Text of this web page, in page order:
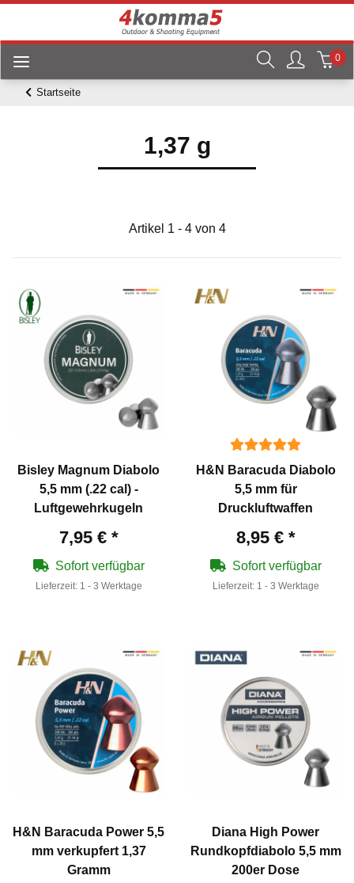
0
Startseite
1,37 g
Artikel 1 - 4 von 4
Bisley Magnum Diabolo
5,5 mm (.22 cal) -
Luftgewehrkugeln
7,95 € *
Sofort verfügbar
Lieferzeit: 1 - 3 Werktage
H&N Baracuda Diabolo
5,5 mm für
Druckluftwaffen
8,95 € *
Sofort verfügbar
Lieferzeit: 1 - 3 Werktage
H&N Baracuda Power 5,5
mm verkupfert 1,37
Gramm
Diana High Power
Rundkopfdiabolo 5,5 mm
200er Dose